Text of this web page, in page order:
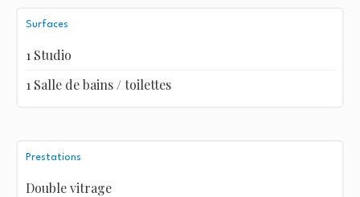
Surfaces
1 Studio
1 Salle de bains / toilettes
Prestations
Double vitrage